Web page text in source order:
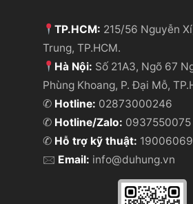
TP.HCM: 215/56 Nguyễn
Trung, TP.HCM.
Hà Nội: Số 21A3, Ngõ 67
Phùng Khoang, P. Đại Mỗ,
✆ Hotline: 02873000246
✆ Hotline/Zalo: 0937550075
✆ Hỗ trợ kỹ thuật: 19006069
🖂 Email: info@duhung.vn